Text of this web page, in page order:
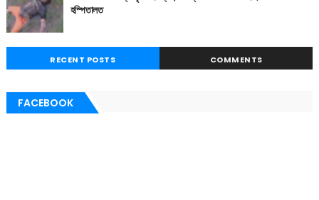
হস্পিতালত
RECENT POSTS COMMENTS
FACEBOOK